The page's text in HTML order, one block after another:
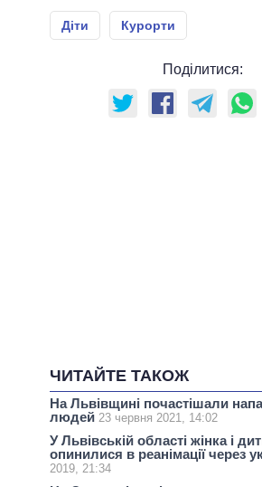
Діти Курорти
Поділитися:
ЧИТАЙТЕ ТАКОЖ
На Львівщині почастішали
людей 23 червня 2021, 14:02
У Львівській області жінка і
опинилися в реанімації через
2019, 21:34